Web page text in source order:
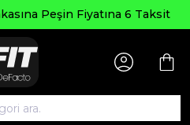
Peşin Fiyatına 6 Taksit